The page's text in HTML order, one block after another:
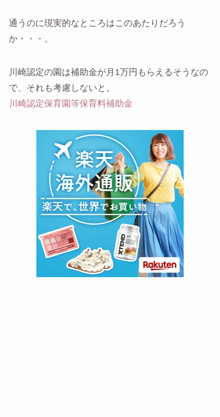
通うのに現実的なところはこのあたりだろう
か・・・。
川崎認定の園は補助金が月1万円もらえるそうなの
で、それも考慮しないと。
川崎認定保育園等保育料補助金